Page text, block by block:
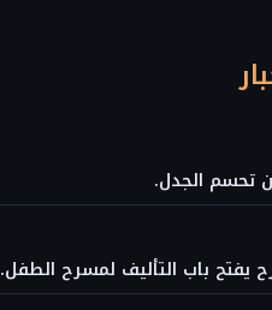
تحسم الجدل.
يفتح باب التأليف لمسرح الطفل.